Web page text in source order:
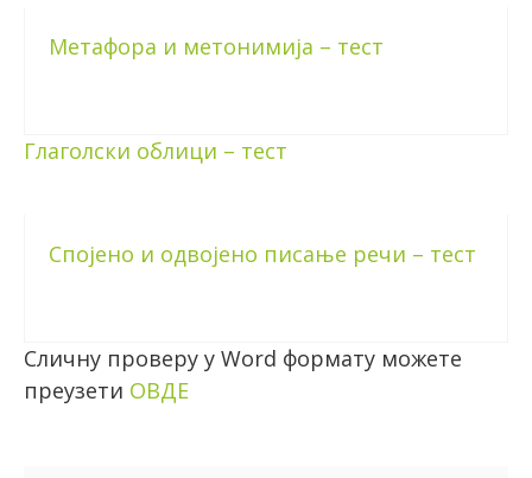
Метафора и метонимија – тест
Глаголски облици – тест
Спојено и одвојено писање речи – тест
Сличну проверу у Word формату можете
преузети ОВДЕ